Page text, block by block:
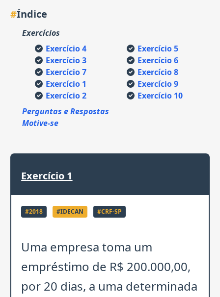
#Índice
Exercícios
Exercício 4
Exercício 3
Exercício 7
Exercício 1
Exercício 2
Exercício 5
Exercício 6
Exercício 8
Exercício 9
Exercício 10
Perguntas e Respostas
Motive-se
Exercício 1
#2018 #IDECAN #CRF-SP
Uma empresa toma um
empréstimo de R$ 200.000,00,
por 20 dias, a uma determinada